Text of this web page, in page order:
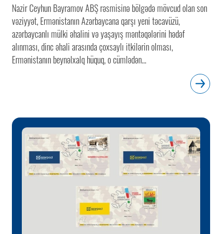
Nazir Ceyhun Bayramov ABŞ rəsmisinə bölgədə mövcud olan son
vəziyyət, Ermənistanın Azərbaycana qarşı yeni təcavüzü,
azərbaycanlı mülki əhalini və yaşayış məntəqələrini hədəf
alınması, dinc əhali arasında çoxsaylı itkilərin olması,
Ermənistanın beynəlxalq hüquq, o cümlədən...